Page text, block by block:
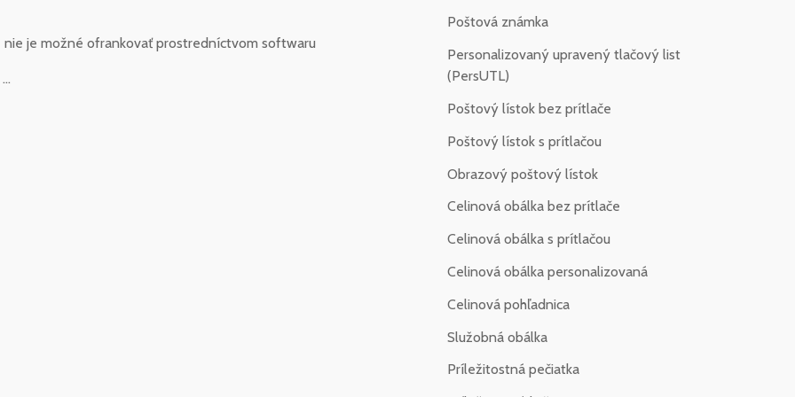
je možné ofrankovať prostredníctvom softwaru
Poštová známka
Personalizovaný upravený tlačový list
(PersUTL)
Poštový lístok bez prítlače
Poštový lístok s prítlačou
Obrazový poštový lístok
Celinová obálka bez prítlače
Celinová obálka s prítlačou
Celinová obálka personalizovaná
Celinová pohľadnica
Služobná obálka
Príležitostná pečiatka